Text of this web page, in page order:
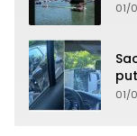
01/
01/